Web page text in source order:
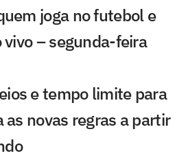
joga no futebol e
– segunda-feira
e tempo limite para
as novas regras a partir